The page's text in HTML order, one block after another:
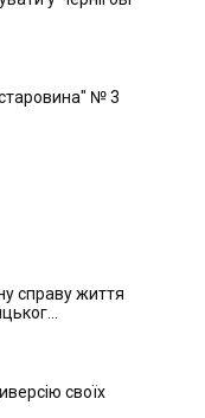
№ 3
справу життя
своїх